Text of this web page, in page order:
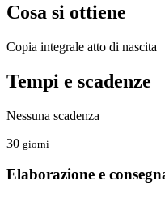
Cosa si ottiene
Copia integrale atto di nascita
Tempi e scadenze
Nessuna scadenza
30 giorni
Elaborazione e